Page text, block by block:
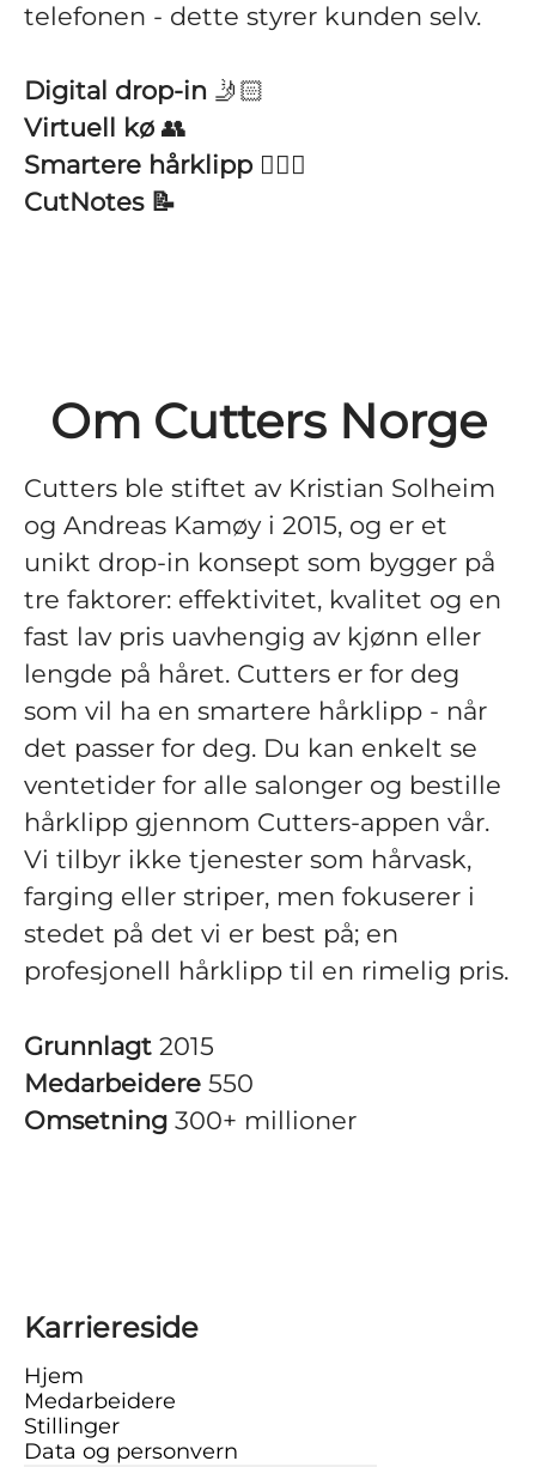
telefonen - dette styrer kunden selv.
Digital drop-in 🤳🏻
Virtuell kø 👥
Smartere hårklipp 💇🏼‍♀️
CutNotes 📝
Om Cutters Norge
Cutters ble stiftet av Kristian Solheim
og Andreas Kamøy i 2015, og er et
unikt drop-in konsept som bygger på
tre faktorer: effektivitet, kvalitet og en
fast lav pris uavhengig av kjønn eller
lengde på håret. Cutters er for deg
som vil ha en smartere hårklipp - når
det passer for deg. Du kan enkelt se
ventetider for alle salonger og bestille
hårklipp gjennom Cutters-appen vår.
Vi tilbyr ikke tjenester som hårvask,
farging eller striper, men fokuserer i
stedet på det vi er best på; en
profesjonell hårklipp til en rimelig pris.
Grunnlagt 2015
Medarbeidere 550
Omsetning 300+ millioner
Karriereside
Hjem
Medarbeidere
Stillinger
Data og personvern